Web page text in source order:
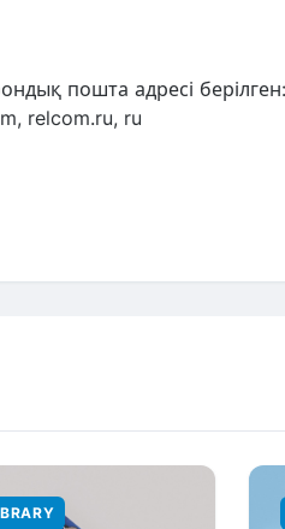
пошта адресі
relcom.ru, ru